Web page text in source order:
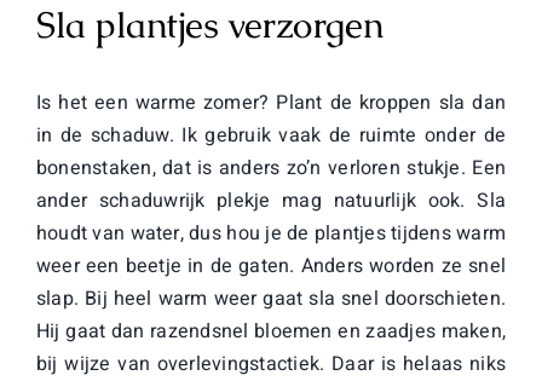
Sla plantjes verzorgen
Is het een warme zomer? Plant de kroppen sla dan
in de schaduw. Ik gebruik vaak de ruimte onder de
bonenstaken, dat is anders zo’n verloren stukje. Een
ander schaduwrijk plekje mag natuurlijk ook. Sla
houdt van water, dus hou je de plantjes tijdens warm
weer een beetje in de gaten. Anders worden ze snel
slap. Bij heel warm weer gaat sla snel doorschieten.
Hij gaat dan razendsnel bloemen en zaadjes maken,
bij wijze van overlevingstactiek. Daar is helaas niks